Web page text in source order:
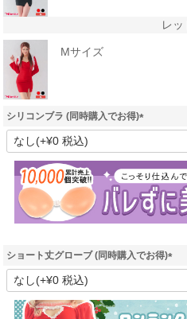
レッ
Mサイズ
シリコンブラ (同時購入でお得)
(
須
)
ショート丈グローブ (同時購入でお得)
(
須
)